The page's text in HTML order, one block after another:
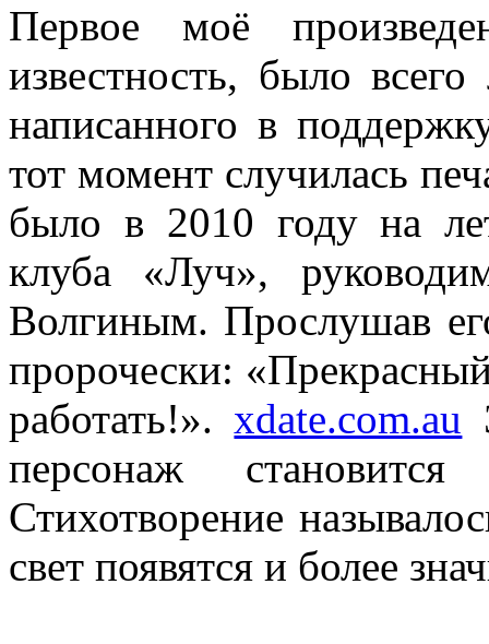
Первое моё
известность, было
написанного в
тот момент случилась
было в 2010 году на
клуба «Луч»,
Волгиным. Прослушав
пророчески:
работать!». xdate.com.au
персонаж
Стихотворение
свет появятся и более